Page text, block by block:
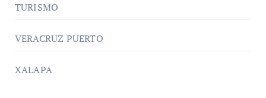
TURISMO
VERACRUZ PUERTO
XALAPA